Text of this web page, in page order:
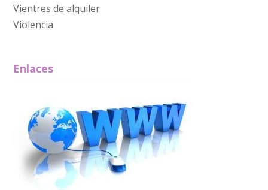
Vientres de alquiler
Violencia
Enlaces